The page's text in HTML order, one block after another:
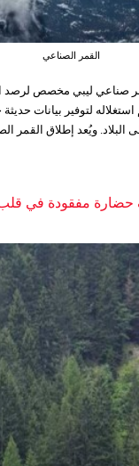
القمر الصناعي
صناعي ليبي مخصص لرصد
لتوفير بيانات حديثة
البلاد. ويُعد إطلاق القمر
حضارة مفقودة في قلب